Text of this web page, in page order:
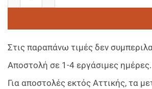
Στις παραπάνω τιμές δεν
Αποστολή σε 1-4 εργάσιμες ημέρες.
Για αποστολές εκτός Αττικής, τα